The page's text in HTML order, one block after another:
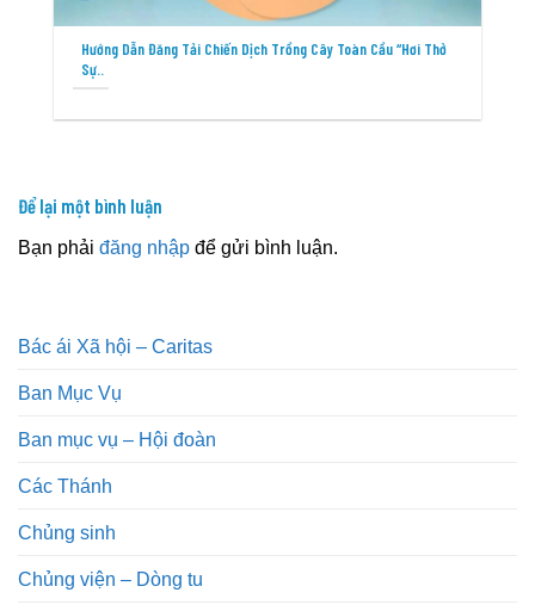
Hướng Dẫn Đăng Tải Chiến Dịch Trồng Cây Toàn Cầu “Hơi Thở
Sự..
Để lại một bình luận
Bạn phải đăng nhập để gửi bình luận.
Bác ái Xã hội – Caritas
Ban Mục Vụ
Ban mục vụ – Hội đoàn
Các Thánh
Chủng sinh
Chủng viện – Dòng tu